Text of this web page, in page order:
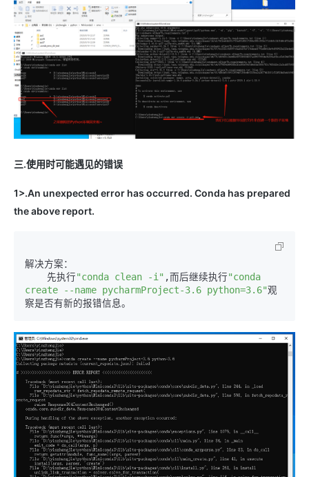
三.使用时可能遇见的错误
1>.An unexpected error has occurred. Conda has prepared
the above report.
解决方案：
    先执行
"conda clean -i" ,而后继续执行"conda
create --name pycharmProject-3.6 python=3.6"观